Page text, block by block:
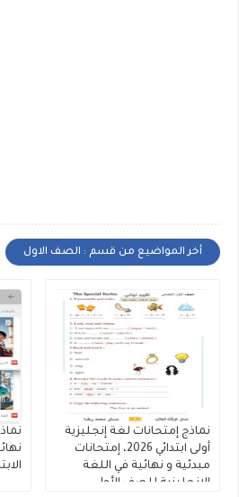
أخر المواضيع من قسم : الصف الاول
نماذج إمتحانات لغة إنجليزية
أولى ابتدائي 2026، إمتحانات
مبدئية و نهائية في اللغة
الإنجليزية للصف الأول